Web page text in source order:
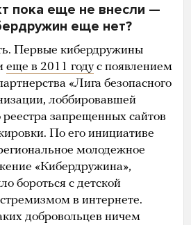
пока еще не внесли —
еще нет?
Первые кибердружины
еще в 2011 годус появлением
«Лига безопасного
лоббировавшей
запрещенных сайтов
По его инициативе
молодежное
«Кибердружина»,
бороться с детской
в интернете.
добровольцев ничем